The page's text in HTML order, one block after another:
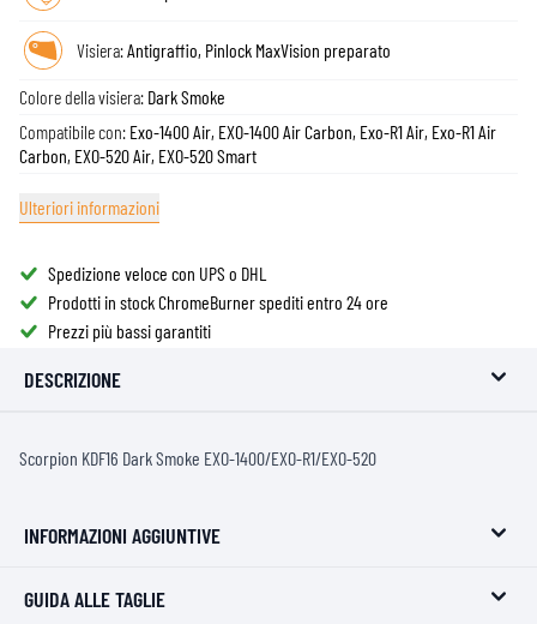
Visiera:Antigraffio, Pinlock MaxVision preparato
Colore della visiera: Dark Smoke
Compatibile con: Exo-1400 Air, EXO-1400 Air Carbon, Exo-R1 Air, Exo-R1 Air
Carbon, EXO-520 Air, EXO-520 Smart
Ulteriori informazioni
Spedizione veloce con UPS o DHL
Prodotti in stock ChromeBurner spediti entro 24 ore
Prezzi più bassi garantiti
DESCRIZIONE
Scorpion KDF16 Dark Smoke EXO-1400/EXO-R1/EXO-520
INFORMAZIONI AGGIUNTIVE
GUIDA ALLE TAGLIE